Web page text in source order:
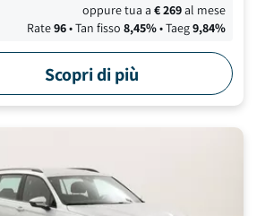
oppure tua a€269al mese
Rate96• Tan fisso 8,45%• Taeg9,84%
Scopri di più